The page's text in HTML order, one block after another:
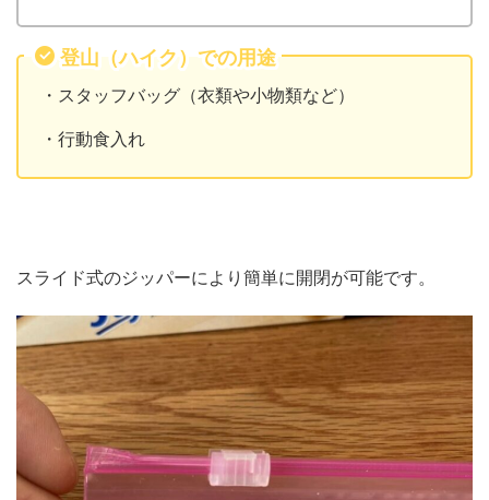
登山（ハイク）での用途
・スタッフバッグ（衣類や小物類など）
・行動食入れ
スライド式のジッパーにより簡単に開閉が可能です。